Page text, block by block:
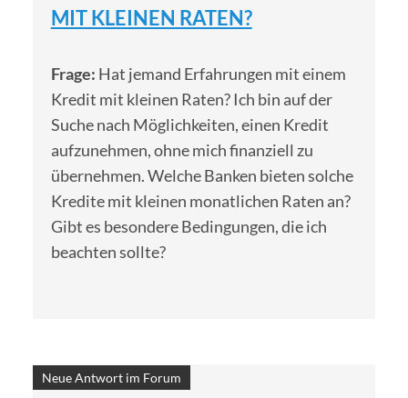
MIT KLEINEN RATEN?
Frage: Hat jemand Erfahrungen mit einem
Kredit mit kleinen Raten? Ich bin auf der
Suche nach Möglichkeiten, einen Kredit
aufzunehmen, ohne mich finanziell zu
übernehmen. Welche Banken bieten solche
Kredite mit kleinen monatlichen Raten an?
Gibt es besondere Bedingungen, die ich
beachten sollte?
Neue Antwort im Forum